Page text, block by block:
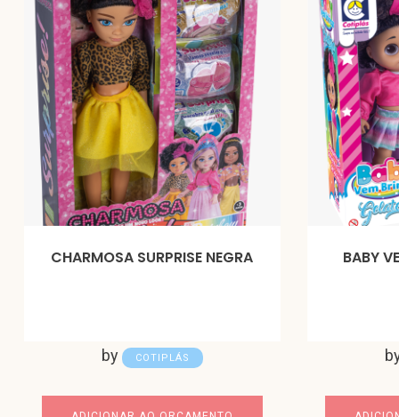
CHARMOSA SURPRISE NEGRA
by COTIPLÁS
BABY